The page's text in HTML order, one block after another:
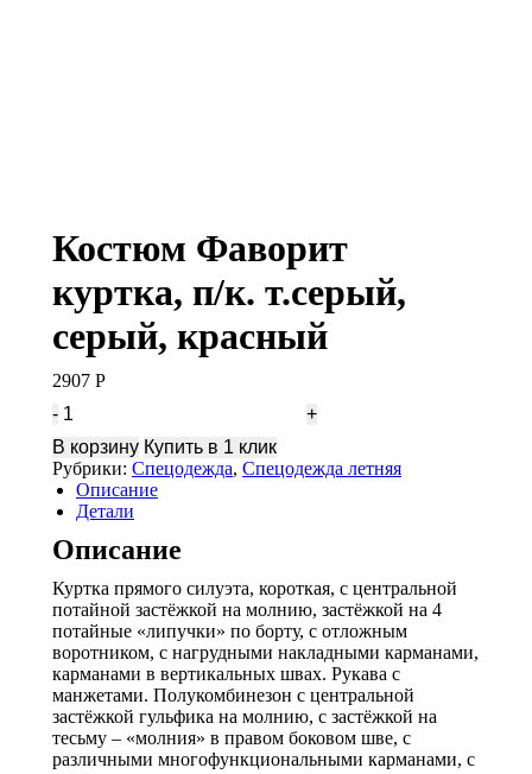
Костюм Фаворит
куртка, п/к. т.серый,
серый, красный
2907 Р
Количество
Фаворит
куртка,
п/
к.
т.серый,
серый,
красный
В корзину Купить в 1 клик
Рубрики: Спецодежда, Спецодежда летняя
Описание
Детали
Описание
Куртка прямого силуэта, короткая, с центральной
потайной застёжкой на молнию, застёжкой на 4
потайные «липучки» по борту, с отложным
воротником, с нагрудными накладными карманами,
карманами в вертикальных швах. Рукава с
манжетами. Полукомбинезон с центральной
застёжкой гульфика на молнию, с застёжкой на
тесьму – «молния» в правом боковом шве, с
различными многофункциональными карманами, с